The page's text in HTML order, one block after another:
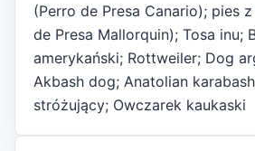
(Perro de Presa Canario); pies
de Presa Mallorquin); Tosa inu;
amerykański; Rottweiler; Dog
Akbash dog; Anatolian
stróżujący; Owczarek kaukaski